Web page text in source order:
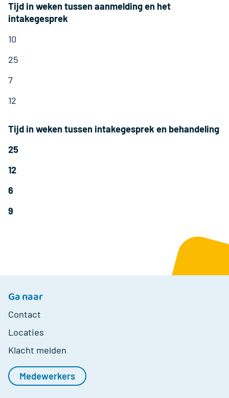
Tijd in weken tussen aanmelding en het
intakegesprek
10
25
7
12
Tijd in weken tussen intakegesprek en behandeling
25
12
6
9
Ga naar
Contact
Locaties
Klacht melden
Medewerkers